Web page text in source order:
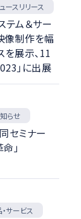
ースリリース
テム＆サー
像制作を幅
を展示、11
」に出展
らせ
セミナー
」
サービス